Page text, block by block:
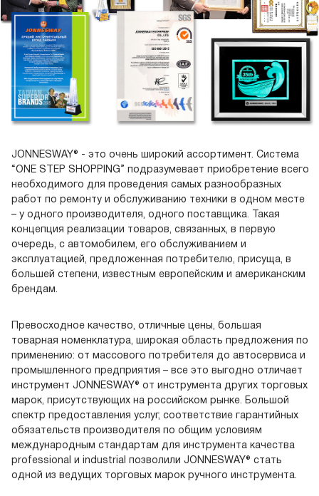
JONNESWAY® - это очень широкий ассортимент. Система
“ONE STEP SHOPPING” подразумевает приобретение всего
необходимого для проведения самых разнообразных
работ по ремонту и обслуживанию техники в одном месте
– у одного производителя, одного поставщика. Такая
концепция реализации товаров, связанных, в первую
очередь, с автомобилем, его обслуживанием и
эксплуатацией, предложенная потребителю, присуща, в
большей степени, известным европейским и американским
брендам.
Превосходное качество, отличные цены, большая
товарная номенклатура, широкая область предложения по
применению: от массового потребителя до автосервиса и
промышленного предприятия – все это выгодно отличает
инструмент JONNESWAY® от инструмента других торговых
марок, присутствующих на российском рынке. Большой
спектр предоставления услуг, соответствие гарантийных
обязательств производителя по общим условиям
международным стандартам для инструмента качества
professional и industrial позволили JONNESWAY® стать
одной из ведущих торговых марок ручного инструмента.